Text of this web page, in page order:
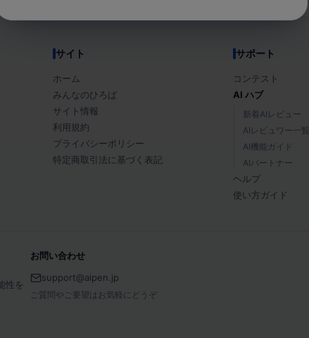
サイト
ホーム
みんなのひろば
サイト情報
利用規約
プライバシーポリシー
特定商取引法に基づく表記
サポート
コンテスト
AI ハブ
新着AIレビュー
AIレビュワー一覧
AI機能ガイド
AIパートナー
ヘルプ
使い方ガイド
性を
お問い合わせ
support@aipen.jp
ご質問やご要望はお気軽にどうぞ